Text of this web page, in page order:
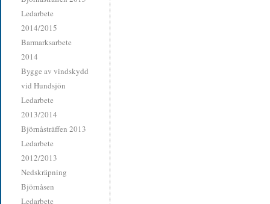
Ledarbete
2014/2015
Barmarksarbete
2014
Bygge av vindskydd
vid Hundsjön
Ledarbete
2013/2014
Björnåsträffen 2013
Ledarbete
2012/2013
Nedskräpning
Björnåsen
Ledarbete